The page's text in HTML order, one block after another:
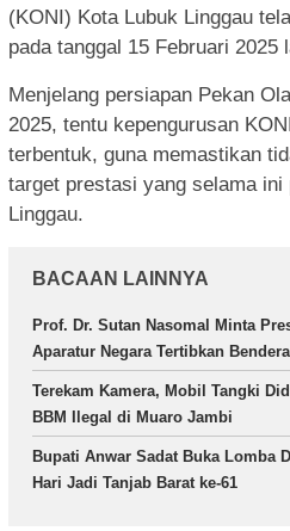
(KONI) Kota Lubuk Linggau
pada tanggal 15 Februari 2025
Menjelang persiapan Pekan
2025, tentu kepengurusan
terbentuk, guna memastikan
target prestasi yang selama ini
Linggau.
BACAAN LAINNYA
Prof. Dr. Sutan Nasomal Minta
Aparatur Negara Tertibkan
Terekam Kamera, Mobil Tangki
BBM Ilegal di Muaro Jambi
Bupati Anwar Sadat Buka Lomba
Hari Jadi Tanjab Barat ke-61